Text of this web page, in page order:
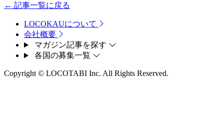
← 記事一覧に戻る
LOCOKAUについて
会社概要
マガジン記事を探す
各国の募集一覧
Copyright © LOCOTABI Inc. All Rights Reserved.